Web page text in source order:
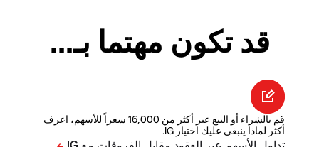
قد تكون مهتما بـ...
قم بالشراء أو البيع عبر أكثر من 16,000 سعراً للأسهم، اعرف
أكثر لماذا ينبغي عليك اختيار IG.